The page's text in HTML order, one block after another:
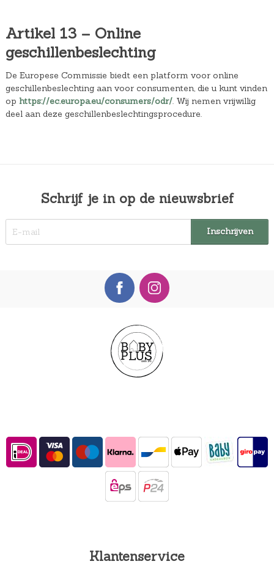
Artikel 13 – Online
geschillenbeslechting
De Europese Commissie biedt een platform voor online
geschillenbeslechting aan voor consumenten, die u kunt vinden
op https://ec.europa.eu/consumers/odr/. Wij nemen vrijwillig
deel aan deze geschillenbeslechtingsprocedure.
Schrijf je in op de nieuwsbrief
Klantenservice